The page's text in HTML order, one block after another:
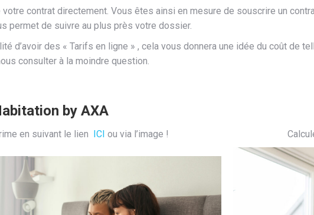
contrat directement. Vous êtes ainsi en mesure de souscrire un
permet de suivre au plus près votre dossier.
d’avoir des « Tarifs en ligne » , cela vous donnera une idée du coût de
consulter à la moindre question.
by AXA
en suivant le lien ICI ou via l’image !